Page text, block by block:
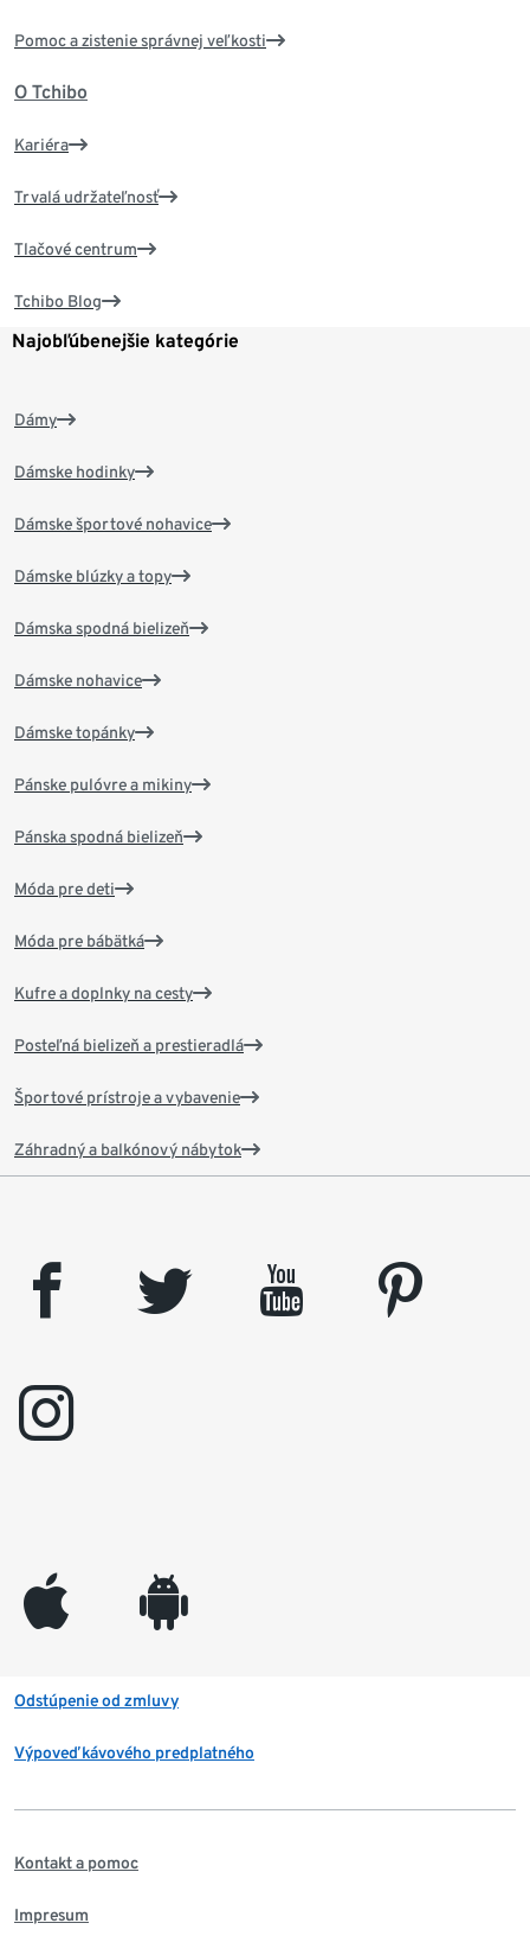
Pomoc a zistenie správnej veľkosti
O Tchibo
Kariéra
Trvalá udržateľnosť
Tlačové centrum
Tchibo Blog
Najobľúbenejšie kategórie
Dámy
Dámske hodinky
Dámske športové nohavice
Dámske blúzky a topy
Dámska spodná bielizeň
Dámske nohavice
Dámske topánky
Pánske pulóvre a mikiny
Pánska spodná bielizeň
Móda pre deti
Móda pre bábätká
Kufre a doplnky na cesty
Posteľná bielizeň a prestieradlá
Športové prístroje a vybavenie
Záhradný a balkónový nábytok
facebook twitter youtube
pinterest
instagram
appleinc android
Odstúpenie od zmluvy
Výpoveď kávového predplatného
Kontakt a pomoc
Impresum